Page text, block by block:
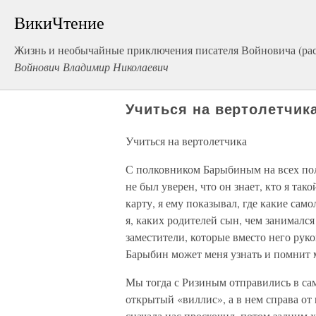
ВикиЧтение
Жизнь и необычайные приключения писателя Войновича
Войнович Владимир Николаевич
Учиться на
Учиться на вертолетчика
С полковником Барыбиным на всех
не был уверен, что он знает, кто я
карту, я ему показывал, где какие
я, каких родителей сын, чем
заместители, которые вместо него
Барыбин может меня узнать и
Мы тогда с Ризиным отправились в
открытый «виллис», а в нем справа